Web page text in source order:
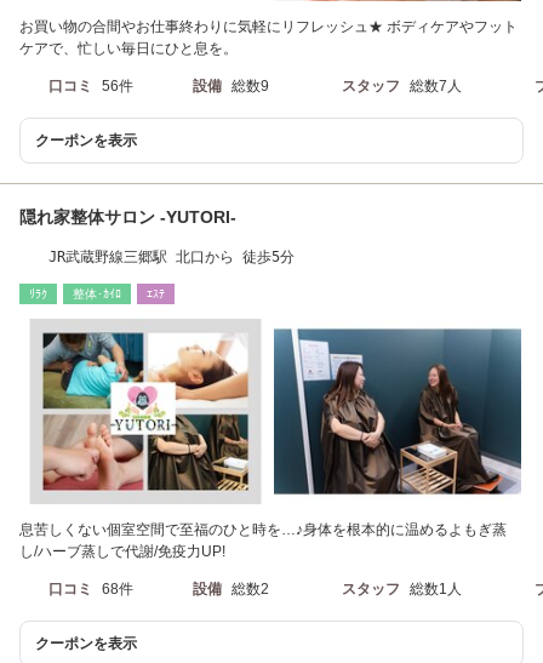
お買い物の合間やお仕事終わりに気軽にリフレッシュ★ ボディケアやフット
ケアで、忙しい毎日にひと息を。
口コミ 56件 設備 総数9 スタッフ 総数7人
クーポンを表示
隠れ家整体サロン -YUTORI-
JR武蔵野線三郷駅 北口から 徒歩5分
ﾘﾗｸ 整体･ｶｲﾛ ｴｽﾃ
息苦しくない個室空間で至福のひと時を…♪身体を根本的に温めるよもぎ蒸
し/ハーブ蒸しで代謝/免疫力UP!
口コミ 68件 設備 総数2 スタッフ 総数1人
クーポンを表示